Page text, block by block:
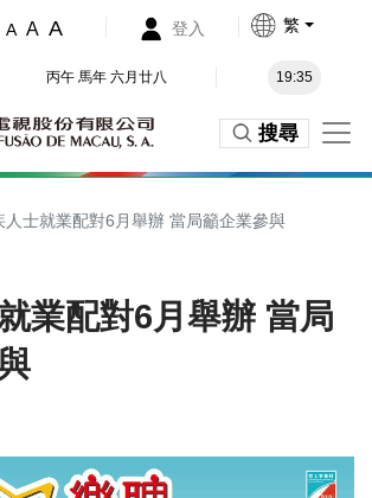
A A A 登入 繁
丙午 馬年 六月廿八 19:35
搜尋
人士就業配對6月舉辦 當局籲企業參與
業配對6月舉辦 當局